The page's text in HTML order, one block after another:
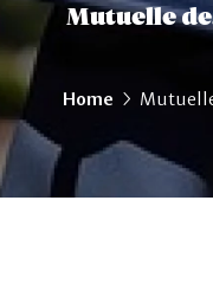
Mutuelle
Home